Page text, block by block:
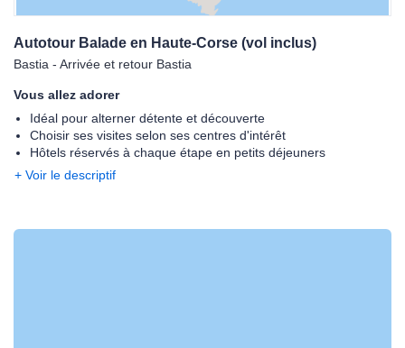
Autotour Balade en Haute-Corse (vol inclus)
Bastia - Arrivée et retour Bastia
Vous allez adorer
Idéal pour alterner détente et découverte
Choisir ses visites selon ses centres d'intérêt
Hôtels réservés à chaque étape en petits déjeuners
+ Voir le descriptif